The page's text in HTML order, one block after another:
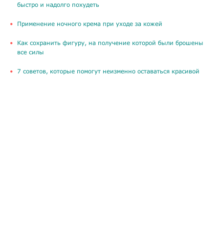
быстро и надолго похудеть
Применение ночного крема при уходе за кожей
Как сохранить фигуру, на получение которой были брошены
все силы
​7 советов, которые помогут неизменно оставаться красивой